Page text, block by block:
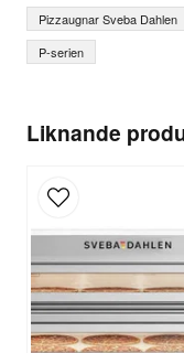
Liknande
Ja, ni får
Pizzaugnar Sveba Dahlen
P-serien